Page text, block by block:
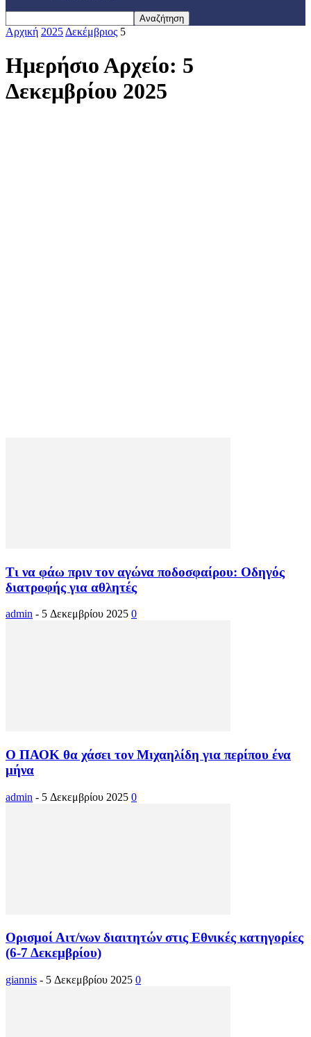
Αρχική 2025 Δεκέμβριος 5
Ημερήσιο Αρχείο: 5
Δεκεμβρίου 2025
Τι να φάω πριν τον αγώνα ποδοσφαίρου: Οδηγός
διατροφής για αθλητές
admin - 5 Δεκεμβρίου 2025 0
Ο ΠΑΟΚ θα χάσει τον Μιχαηλίδη για περίπου ένα
μήνα
admin - 5 Δεκεμβρίου 2025 0
Ορισμοί Αιτ/νων διαιτητών στις Εθνικές κατηγορίες
(6-7 Δεκεμβρίου)
giannis - 5 Δεκεμβρίου 2025 0